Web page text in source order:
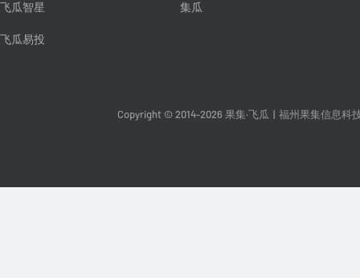
飞瓜智星
飞瓜易投
集瓜
Copyright © 2014-2026 果集·飞瓜 福州果集信息科